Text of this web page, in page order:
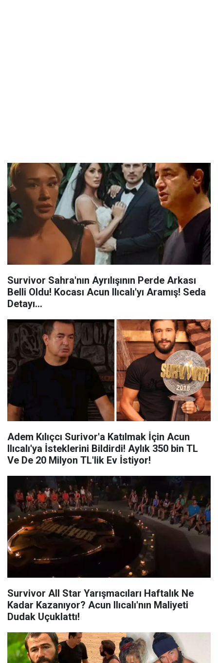
Survivor Sahra'nın Ayrılışının Perde Arkası
Belli Oldu! Kocası Acun Ilıcalı'yı Aramış! Seda
Detayı...
Adem Kılıçcı Surivor'a Katılmak İçin Acun
Ilıcalı'ya İsteklerini Bildirdi! Aylık 350 bin TL
Ve De 20 Milyon TL'lik Ev İstiyor!
Survivor All Star Yarışmacıları Haftalık Ne
Kadar Kazanıyor? Acun Ilıcalı'nın Maliyeti
Dudak Uçuklattı!